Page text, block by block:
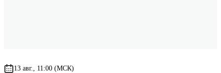
13 авг., 11:00 (МСК)